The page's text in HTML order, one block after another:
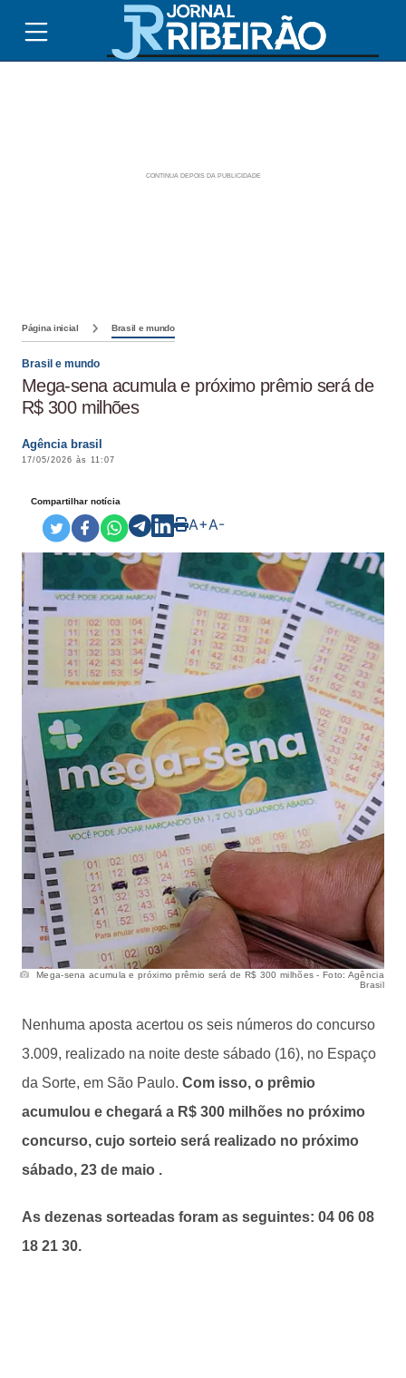
Página inicial Brasil e mundo
Brasil e mundo
Mega-sena acumula e próximo prêmio será de
R$ 300 milhões
Agência brasil
17/05/2026 às 11:07
Compartilhar notícia
A+A-
Mega-sena acumula e próximo prêmio será de R$ 300 milhões - Foto: Agência
Brasil
Nenhuma aposta acertou os seis números do concurso
3.009, realizado na noite deste sábado (16), no Espaço
da Sorte, em São Paulo. Com isso, o prêmio
acumulou e chegará a R$ 300 milhões no próximo
concurso, cujo sorteio será realizado no próximo
sábado, 23 de maio .
As dezenas sorteadas foram as seguintes: 04 06 08
18 21 30.